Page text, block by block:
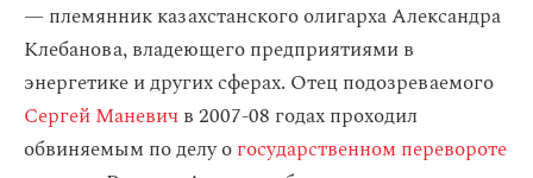
— племянник казахстанского олигарха Александра
Клебанова, владеющего предприятиями в
энергетике и других сферах. Отец подозреваемого
Сергей Маневичв 2007-08 годах проходил
обвиняемым по делу огосударственном перевороте